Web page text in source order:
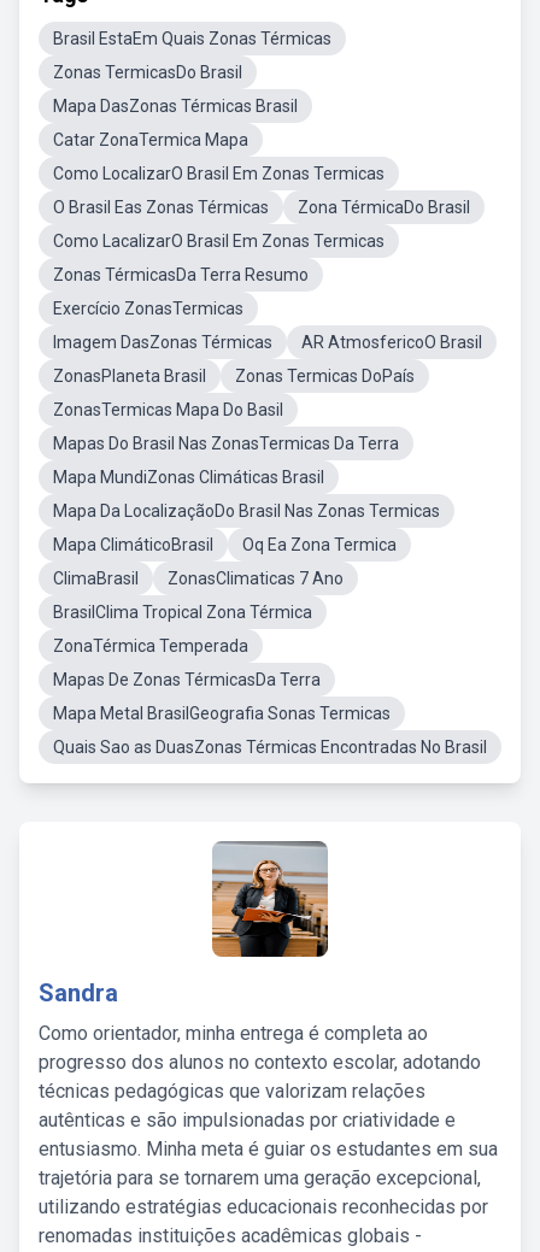
Brasil EstaEm Quais Zonas Térmicas
Zonas TermicasDo Brasil
Mapa DasZonas Térmicas Brasil
Catar ZonaTermica Mapa
Como LocalizarO Brasil Em Zonas Termicas
O Brasil Eas Zonas Térmicas
Zona TérmicaDo Brasil
Como LacalizarO Brasil Em Zonas Termicas
Zonas TérmicasDa Terra Resumo
Exercício ZonasTermicas
Imagem DasZonas Térmicas
AR AtmosfericoO Brasil
ZonasPlaneta Brasil
Zonas Termicas DoPaís
ZonasTermicas Mapa Do Basil
Mapas Do Brasil Nas ZonasTermicas Da Terra
Mapa MundiZonas Climáticas Brasil
Mapa Da LocalizaçãoDo Brasil Nas Zonas Termicas
Mapa ClimáticoBrasil
Oq Ea Zona Termica
ClimaBrasil
ZonasClimaticas 7 Ano
BrasilClima Tropical Zona Térmica
ZonaTérmica Temperada
Mapas De Zonas TérmicasDa Terra
Mapa Metal BrasilGeografia Sonas Termicas
Quais Sao as DuasZonas Térmicas Encontradas No Brasil
Sandra
Como orientador, minha entrega é completa ao
progresso dos alunos no contexto escolar, adotando
técnicas pedagógicas que valorizam relações
autênticas e são impulsionadas por criatividade e
entusiasmo. Minha meta é guiar os estudantes em sua
trajetória para se tornarem uma geração excepcional,
utilizando estratégias educacionais reconhecidas por
renomadas instituições acadêmicas globais -